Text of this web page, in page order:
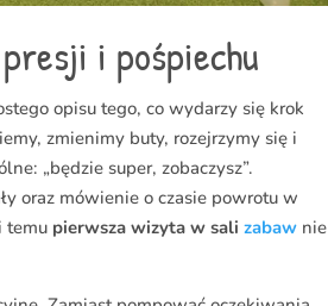
i pośpiechu
opisu tego, co wydarzy się krok
zmienimy buty, rozejrzymy się i
„będzie super, zobaczysz”.
oraz mówienie o czasie powrotu w
temu pierwsza wizyta w salizabaw nie